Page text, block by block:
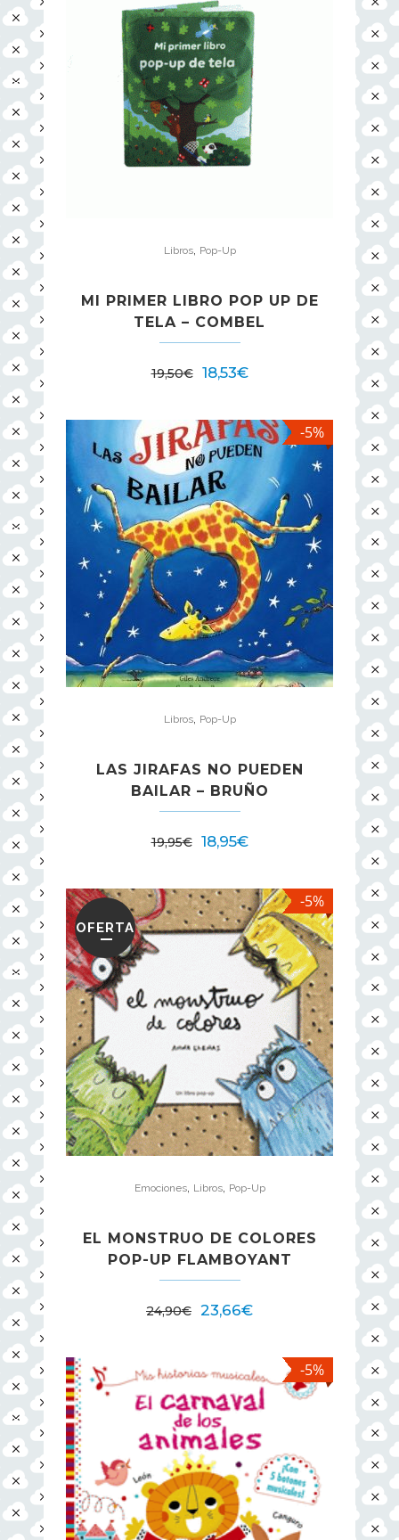
Libros, Pop-Up
MI PRIMER LIBRO POP UP DE
TELA – COMBEL
19,50€ 18,53€
-5%
Libros, Pop-Up
LAS JIRAFAS NO PUEDEN
BAILAR – BRUÑO
19,95€ 18,95€
OFERTA
-5%
Emociones, Libros, Pop-Up
EL MONSTRUO DE COLORES
POP-UP FLAMBOYANT
24,90€ El
era:
24,90€.
23,66€El
actual
es:
23,66€.
-5%